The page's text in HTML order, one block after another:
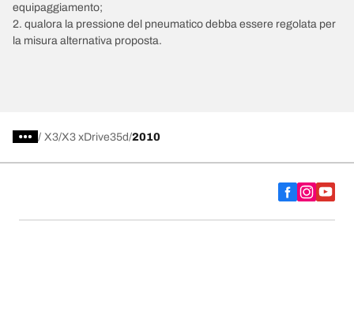
equipaggiamento;
2. qualora la pressione del pneumatico debba essere regolata per
la misura alternativa proposta.
/ X3 X3 xDrive35d 2010